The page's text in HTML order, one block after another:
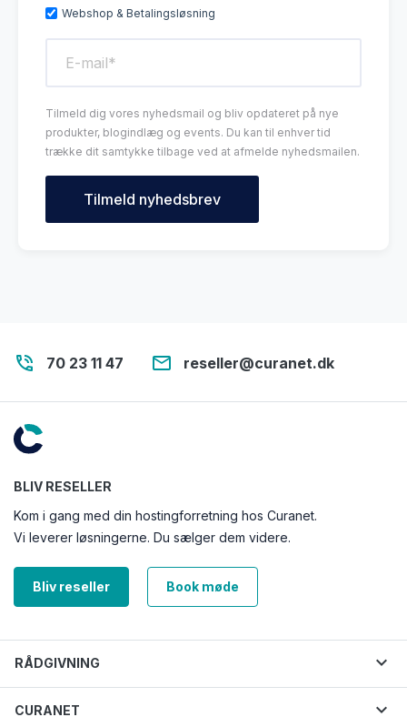
Webshop & Betalingsløsning
Tilmeld dig vores nyhedsmail og bliv opdateret på nye
produkter, blogindlæg og events. Du kan til enhver tid
trække dit samtykke tilbage ved at afmelde nyhedsmailen.
phone_in_talk 70 23 11 47 email reseller@curanet.dk
BLIV RESELLER
Kom i gang med din hostingforretning hos Curanet.
Vi leverer løsningerne. Du sælger dem videre.
Bliv reseller Book møde
RÅDGIVNING expand_more
CURANET expand_more